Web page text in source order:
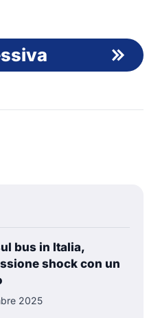
bus in Italia,
shock con un
2025